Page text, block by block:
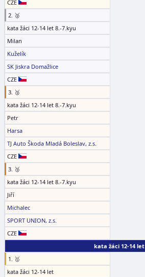
CZE
2. 🥈
kata žáci 12-14 let 8.-7.kyu
Milan
Kuželík
SK Jiskra Domažlice
CZE
3. 🥉
kata žáci 12-14 let 8.-7.kyu
Petr
Harsa
TJ Auto Škoda Mladá Boleslav, z.s.
CZE
3. 🥉
kata žáci 12-14 let 8.-7.kyu
Jiří
Michalec
SPORT UNION, z.s.
CZE
kata žáci 12-14 let
1. 🥇
kata žáci 12-14 let